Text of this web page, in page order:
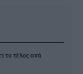
το τέλος ανά